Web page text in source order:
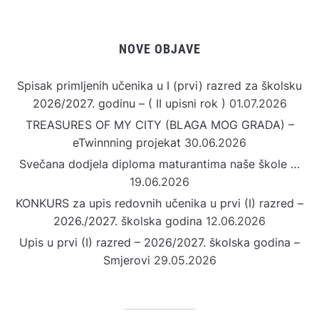
NOVE OBJAVE
Spisak primljenih učenika u I (prvi) razred za školsku
2026/2027. godinu – ( II upisni rok ) 01.07.2026
TREASURES OF MY CITY (BLAGA MOG GRADA) –
eTwinnning projekat 30.06.2026
Svečana dodjela diploma maturantima naše škole …
19.06.2026
KONKURS za upis redovnih učenika u prvi (I) razred –
2026./2027. školska godina 12.06.2026
Upis u prvi (I) razred – 2026/2027. školska godina –
Smjerovi 29.05.2026